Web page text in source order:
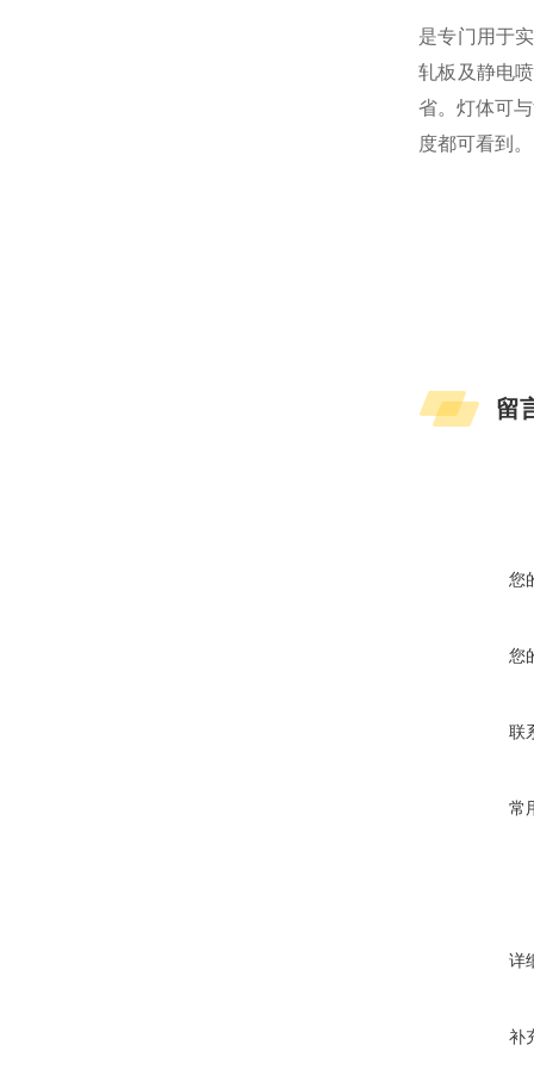
是专门用于
轧板及静电
省。灯体可
度都可看到
留
您
您
联
常
详
补